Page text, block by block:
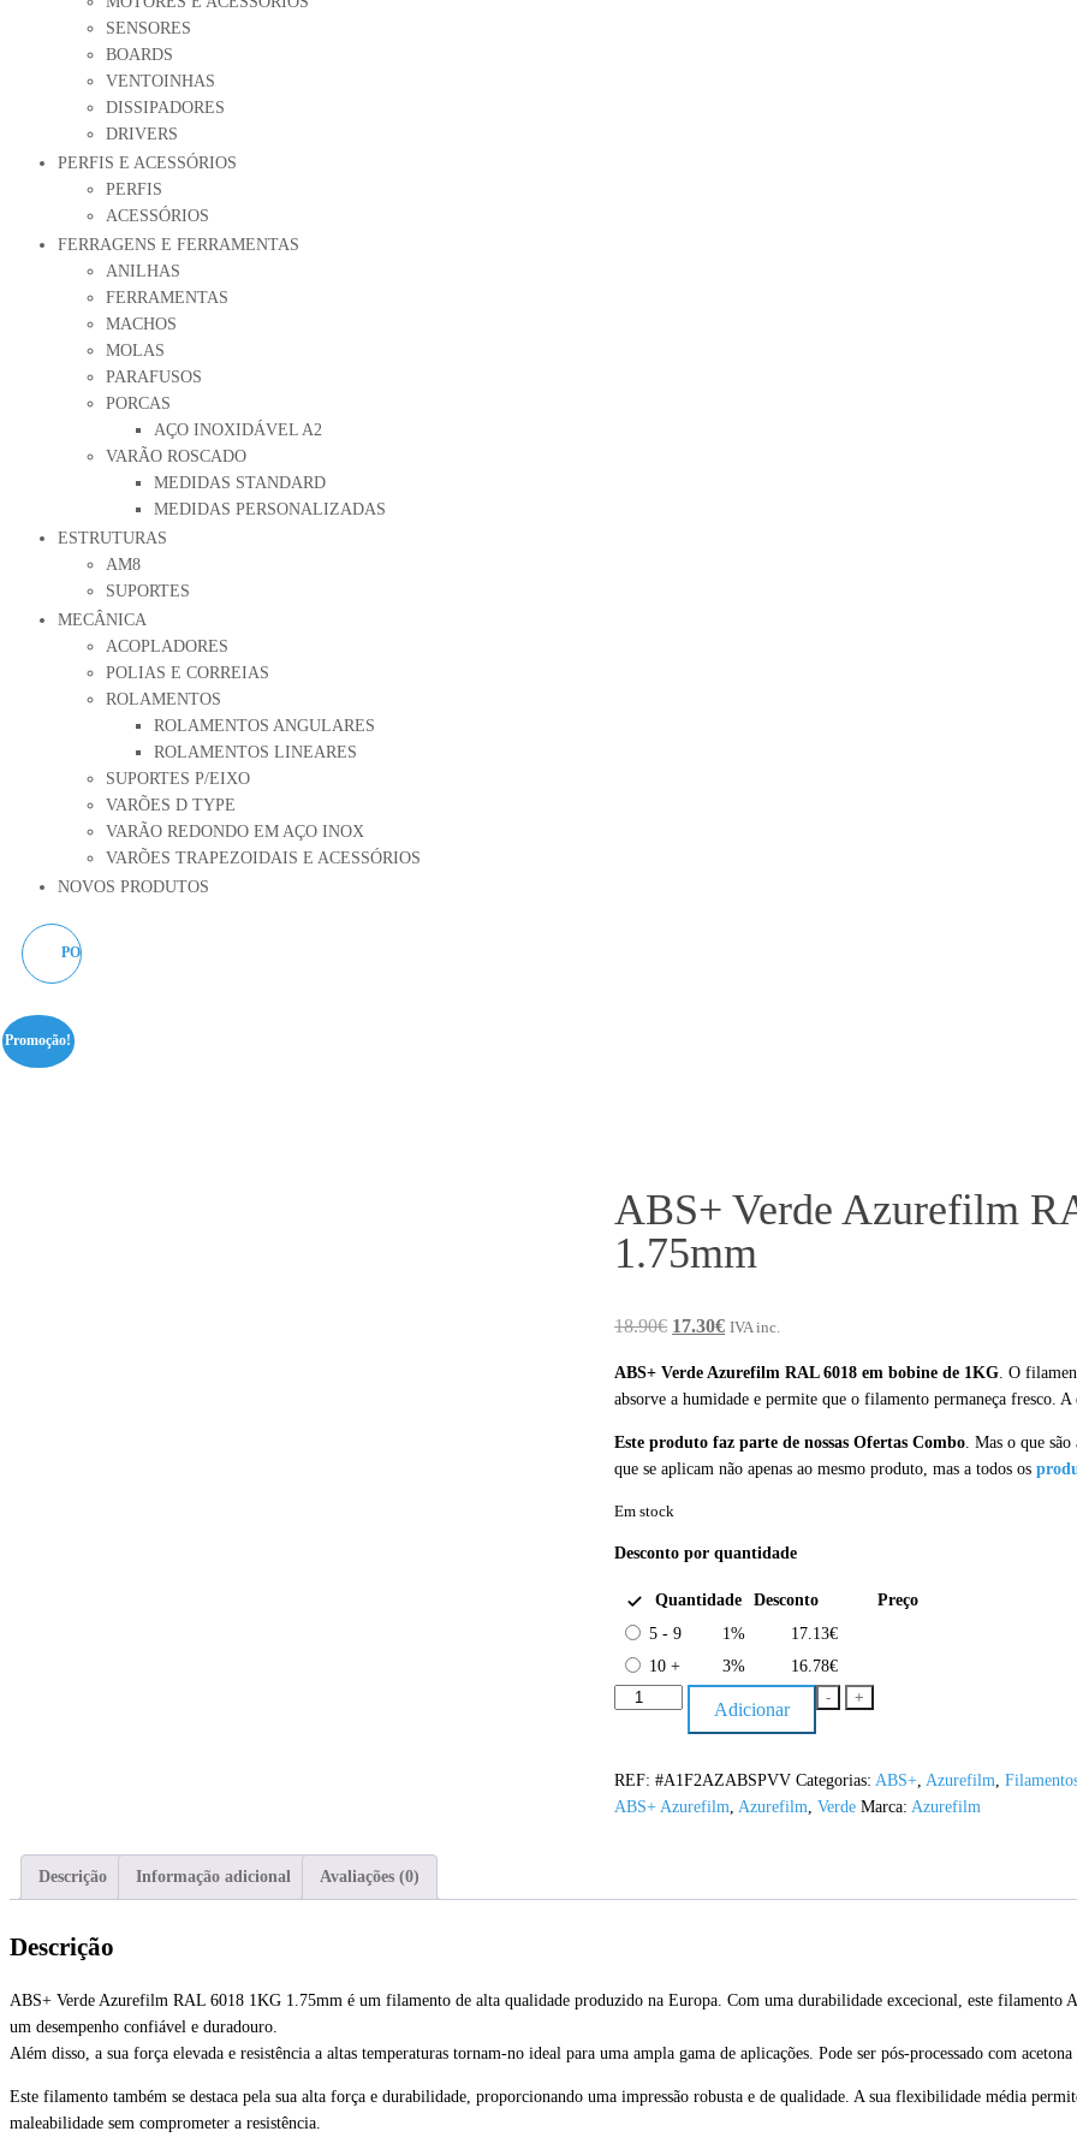
SENSORES
BOARDS
VENTOINHAS
DISSIPADORES
DRIVERS
PERFIS E ACESSÓRIOS
PERFIS
ACESSÓRIOS
FERRAGENS E FERRAMENTAS
ANILHAS
FERRAMENTAS
MACHOS
MOLAS
PARAFUSOS
PORCAS
AÇO INOXIDÁVEL A2
VARÃO ROSCADO
MEDIDAS STANDARD
MEDIDAS PERSONALIZADAS
ESTRUTURAS
AM8
SUPORTES
MECÂNICA
ACOPLADORES
POLIAS E CORREIAS
ROLAMENTOS
ROLAMENTOS ANGULARES
ROLAMENTOS LINEARES
SUPORTES P/EIXO
VARÕES D TYPE
VARÃO REDONDO EM AÇO INOX
VARÕES TRAPEZOIDAIS E ACESSÓRIOS
NOVOS PRODUTOS
POLIA GT2 6MM DUPLA 20
Promoção!
ABS+ Verde Azurefilm
1.75mm
18.90€ O
original
18.90€.
17.30€O
atual
17.30€.
IVA inc.
ABS+ Verde Azurefilm RAL 6018 em bobine de 1KG . O
absorve a humidade e permite que o filamento permaneça fresco.
Este produto faz parte de nossas Ofertas Combo . Mas o que
que se aplicam não apenas ao mesmo produto, mas a todos os
Em stock
Desconto por quantidade
Quantidade Desconto
Preço
5 - 9
1% 17.13€
10 +
3% 16.78€
-
Quantidade
Verde
Azurefilm
+
Adicionar
REF:#A1F2AZABSPVV Categorias: ABS+ Azurefilm ,
ABS+ Azurefilm Azurefilm ,Verde Marca: Azurefilm
Descrição Informação adicional Avaliações (0)
Descrição
ABS+ Verde Azurefilm RAL 6018 1KG 1.75mm é um filamento de alta qualidade produzido na Europa. Com uma durabilidade excecional, este filamento
um desempenho confiável e duradouro.
Além disso, a sua força elevada e resistência a altas temperaturas tornam-no ideal para uma ampla gama de aplicações. Pode ser pós-processado com
Este filamento também se destaca pela sua alta força e durabilidade, proporcionando uma impressão robusta e de qualidade. A sua flexibilidade média
maleabilidade sem comprometer a resistência.